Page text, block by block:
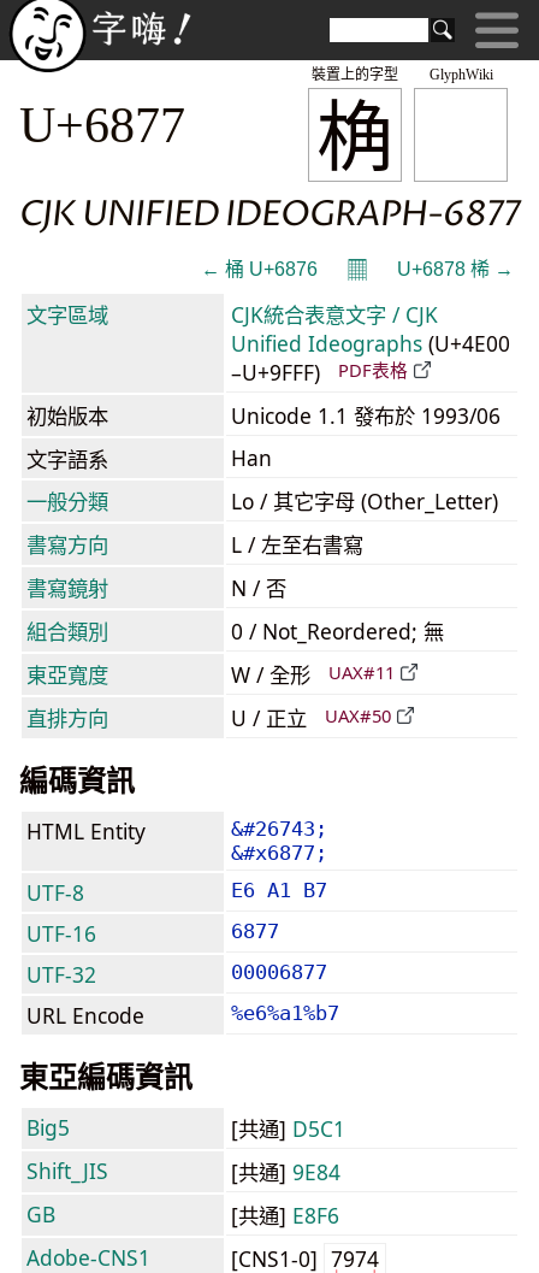
GlyphWiki
桷
裝置上的字型
U+6877
CJK UNIFIED IDEOGRAPH-6877
← 桶 U+6876 𝄜 U+6878 桸 →
文字區域
CJK統合表意文字 / CJK
Unified Ideographs (U+4E00
–U+9FFF)
PDF表格
初始版本
Unicode 1.1 發布於 1993/06
文字語系
Han
一般分類
Lo / 其它字母 (Other_Letter)
書寫方向
L / 左至右書寫
書寫鏡射
N / 否
組合類別
0 / Not_Reordered; 無
東亞寬度
W / 全形 UAX#11
直排方向 U / 正立 UAX#50
編碼資訊
HTML Entity
&#26743;
&#x6877;
UTF-8 E6 A1 B7
UTF-16 6877
UTF-32 00006877
URL Encode %e6%a1%b7
東亞編碼資訊
Big5 [共通] D5C1
Shift_JIS
[共通] 9E84
GB
[共通] E8F6
Adobe-CNS1
[CNS1-0] 7974